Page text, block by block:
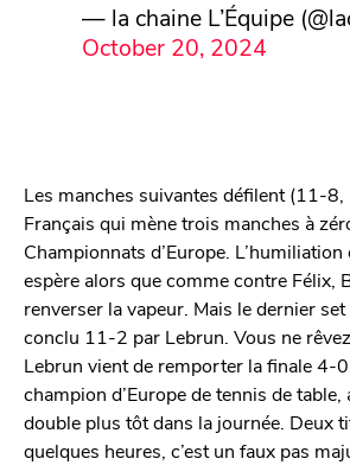
— la chaine L’Équipe
October 20, 2024
Les manches suivantes défilent (11-
Français qui mène trois manches à
Championnats d’Europe.
espère alors que comme contre Félix,
renverser la vapeur. Mais le dernier set
conclu 11-2 par Lebrun. Vous ne
Lebrun vient de remporter la finale 4-
champion d’Europe de tennis de table,
double plus tôt dans la journée. Deux
quelques heures, c’est un faux pas